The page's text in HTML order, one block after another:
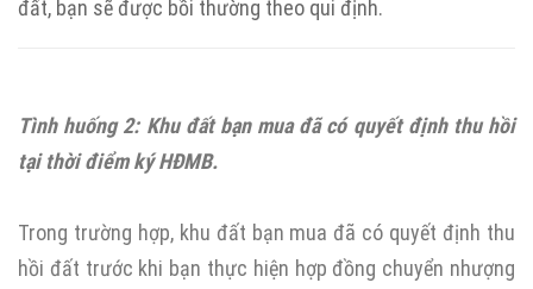
đất, bạn sẽ được bồi thường theo qui định.
Tình huống 2: Khu đất bạn mua đã có quyết định thu hồi
tại thời điểm ký HĐMB.
Trong trường hợp, khu đất bạn mua đã có quyết định thu
hồi đất trước khi bạn thực hiện hợp đồng chuyển nhượng